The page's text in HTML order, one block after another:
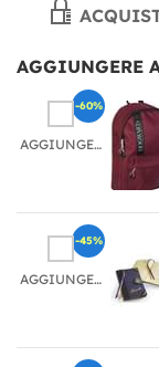
AGGIUNGERE
AGGIUNGERE
-60%
AGGIUNGERE
-45%